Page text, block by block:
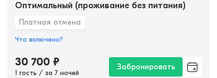
Оптимальный (проживание без питания)
Платная отмена
Что включено?
30 700 ₽
1 гость / за 7 ночей
Забронировать